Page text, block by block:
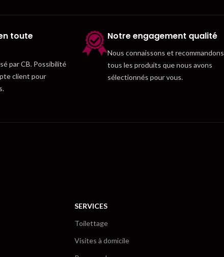
toute
par CB. Possibilité
client pour
Notre engagement qualité
Nous connaissons et recommandons
tous les produits que nous avons
sélectionnés pour vous.
SERVICES
Toilettage
Visites à domicile